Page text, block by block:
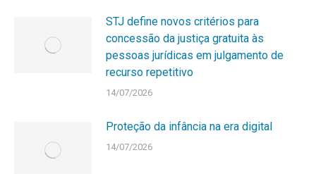
STJ define novos critérios para
concessão da justiça gratuita às
pessoas jurídicas em julgamento de
recurso repetitivo
14/07/2026
Proteção da infância na era digital
14/07/2026